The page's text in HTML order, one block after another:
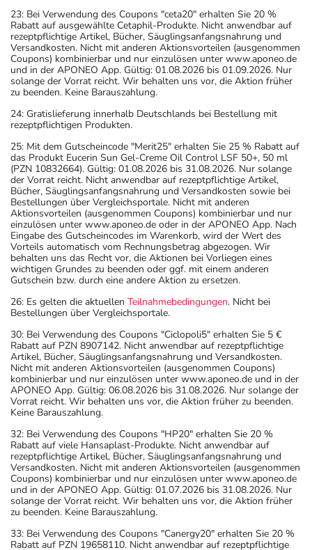
23: Bei Verwendung des Coupons "ceta20" erhalten Sie 20 %
Rabatt auf ausgewählte Cetaphil-Produkte. Nicht anwendbar auf
rezeptpflichtige Artikel, Bücher, Säuglingsanfangsnahrung und
Versandkosten. Nicht mit anderen Aktionsvorteilen (ausgenommen
Coupons) kombinierbar und nur einzulösen unter www.aponeo.de
und in der APONEO App. Gültig: 01.08.2026 bis 01.09.2026. Nur
solange der Vorrat reicht. Wir behalten uns vor, die Aktion früher
zu beenden. Keine Barauszahlung.
24: Gratislieferung innerhalb Deutschlands bei Bestellung mit
rezeptpflichtigen Produkten.
25: Mit dem Gutscheincode "Merit25" erhalten Sie 25 % Rabatt auf
das Produkt Eucerin Sun Gel-Creme Oil Control LSF 50+, 50 ml
(PZN 10832664). Gültig: 01.08.2026 bis 31.08.2026. Nur solange
der Vorrat reicht. Nicht anwendbar auf rezeptpflichtige Artikel,
Bücher, Säuglingsanfangsnahrung und Versandkosten sowie bei
Bestellungen über Vergleichsportale. Nicht mit anderen
Aktionsvorteilen (ausgenommen Coupons) kombinierbar und nur
einzulösen unter www.aponeo.de oder in der APONEO App. Nach
Eingabe des Gutscheincodes im Warenkorb, wird der Wert des
Vorteils automatisch vom Rechnungsbetrag abgezogen. Wir
behalten uns das Recht vor, die Aktionen bei Vorliegen eines
wichtigen Grundes zu beenden oder ggf. mit einem anderen
Gutschein bzw. durch eine andere Aktion zu ersetzen.
26: Es gelten die aktuellen Teilnahmebedingungen. Nicht bei
Bestellungen über Vergleichsportale.
30: Bei Verwendung des Coupons "Ciclopoli5" erhalten Sie 5 €
Rabatt auf PZN 8907142. Nicht anwendbar auf rezeptpflichtige
Artikel, Bücher, Säuglingsanfangsnahrung und Versandkosten.
Nicht mit anderen Aktionsvorteilen (ausgenommen Coupons)
kombinierbar und nur einzulösen unter www.aponeo.de und in der
APONEO App. Gültig: 06.08.2026 bis 31.08.2026. Nur solange der
Vorrat reicht. Wir behalten uns vor, die Aktion früher zu beenden.
Keine Barauszahlung.
32: Bei Verwendung des Coupons "HP20" erhalten Sie 20 %
Rabatt auf viele Hansaplast-Produkte. Nicht anwendbar auf
rezeptpflichtige Artikel, Bücher, Säuglingsanfangsnahrung und
Versandkosten. Nicht mit anderen Aktionsvorteilen (ausgenommen
Coupons) kombinierbar und nur einzulösen unter www.aponeo.de
und in der APONEO App. Gültig: 01.07.2026 bis 31.08.2026. Nur
solange der Vorrat reicht. Wir behalten uns vor, die Aktion früher
zu beenden. Keine Barauszahlung.
33: Bei Verwendung des Coupons "Canergy20" erhalten Sie 20 %
Rabatt auf PZN 19658110. Nicht anwendbar auf rezeptpflichtige